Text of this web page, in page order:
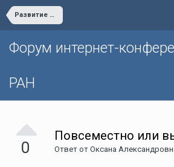
Развитие гражданских компетентностей посредством организации проектно-исследовательской деятельности обучающихся в Научно-образовательном центре Вологодского научного центра Российской Академии Наук
Форум интернет-
РАН
0
Повсеместно или
Ответ от Оксана